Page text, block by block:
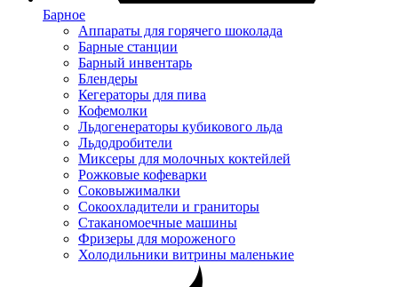
Барное
Аппараты для горячего шоколада
Барные станции
Барный инвентарь
Блендеры
Кегераторы для пива
Кофемолки
Льдогенераторы кубикового льда
Льдодробители
Миксеры для молочных коктейлей
Рожковые кофеварки
Соковыжималки
Сокоохладители и граниторы
Стаканомоечные машины
Фризеры для мороженого
Холодильники витрины маленькие